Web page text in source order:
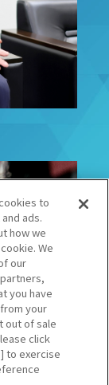
to
ads.
how we
We
our
you have
your
out of sale
click
to exercise